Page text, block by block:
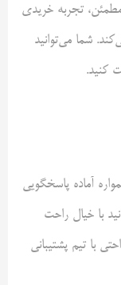
تجربه خریدی
شما می‌توانید
کنید.
آماده پاسخگویی
با خیال راحت
با تیم پشتیبانی